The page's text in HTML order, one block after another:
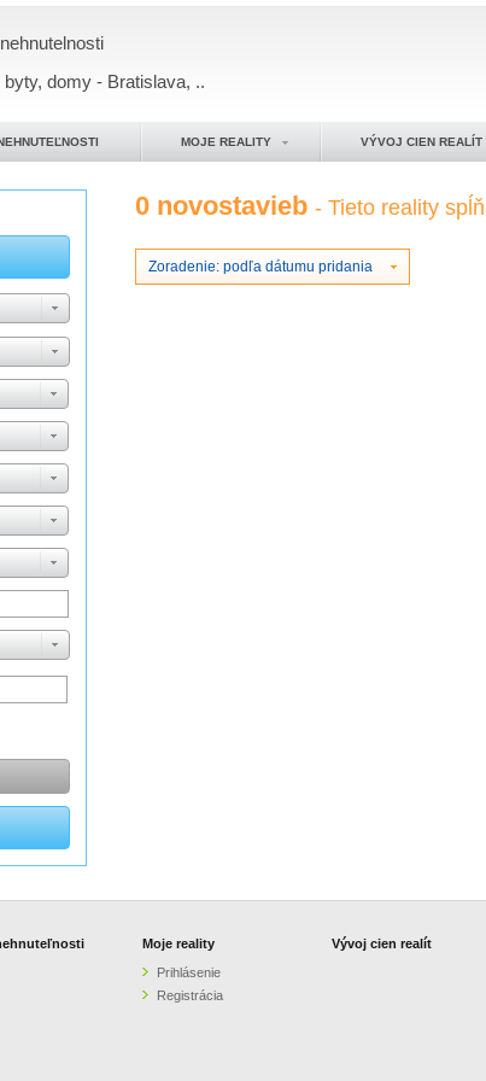
byty, domy - Bratislava, ..
MOJE REALITY VÝVOJ CIEN REALÍT
0 novostavieb- Tieto reality
Zoradenie: podľa dátumu pridania
Moje reality
Prihlásenie
Registrácia
Vývoj cien realít